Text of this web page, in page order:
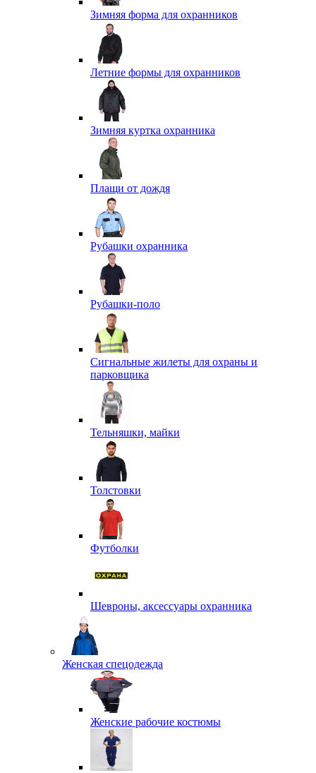
Зимняя форма для охранников
Летние формы для охранников
Зимняя куртка охранника
Плащи от дождя
Рубашки охранника
Рубашки-поло
Сигнальные жилеты для охраны и
парковщика
Тельняшки, майки
Толстовки
Футболки
Шевроны, аксессуары охранника
Женская спецодежда
Женские рабочие костюмы